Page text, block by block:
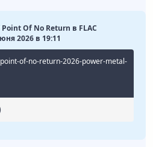
Of No Return в FLAC
2026 в 19:11
of-no-return-2026-power-metal-